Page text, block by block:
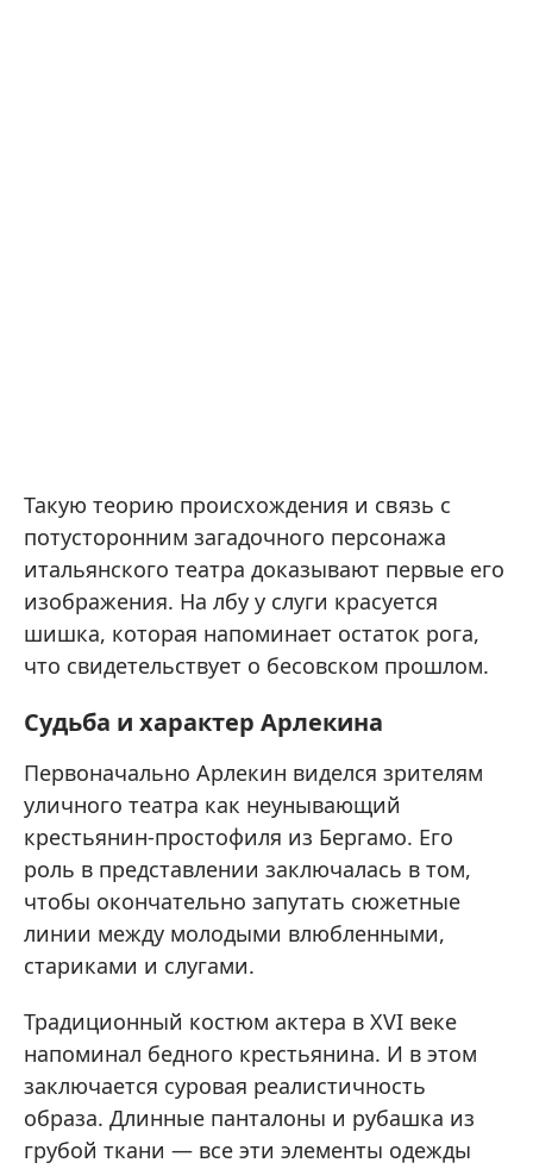
Такую теорию происхождения и связь с
потусторонним загадочного персонажа
итальянского театра доказывают первые его
изображения. На лбу у слуги красуется
шишка, которая напоминает остаток рога,
что свидетельствует о бесовском прошлом.
Судьба и характер Арлекина
Первоначально Арлекин виделся зрителям
уличного театра как неунывающий
крестьянин-простофиля из Бергамо. Его
роль в представлении заключалась в том,
чтобы окончательно запутать сюжетные
линии между молодыми влюбленными,
стариками и слугами.
Традиционный костюм актера в XVI веке
напоминал бедного крестьянина. И в этом
заключается суровая реалистичность
образа. Длинные панталоны и рубашка из
грубой ткани — все эти элементы одежды